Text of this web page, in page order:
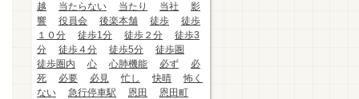
越
当たらない 当たり 当社
影
響
役員会 後楽本舗 徒歩
徒歩
１０分
徒歩1分 徒歩２分
徒歩3
分
徒歩４分 徒歩5分
徒歩圏
徒歩圏内
心 心肺機能 必ず
必
死
必要 必見 忙し 快晴
怖く
ない
急行停車駅 恩田
恩田町